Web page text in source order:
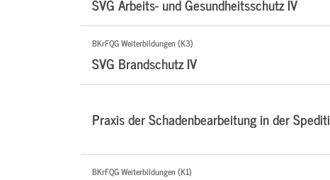
SVG Arbeits- und Gesundheitsschutz IV
BKrFQG Weiterbildungen (K3)
SVG Brandschutz IV
Praxis der Schadenbearbeitung in der
BKrFQG Weiterbildungen (K1)